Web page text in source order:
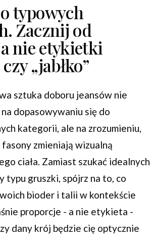
typowych
Zacznij od
nie etykietki
„jabłko”
sztuka doboru jeansów nie
dopasowywaniu się do
kategorii, ale na zrozumieniu,
zmieniają wizualną
ciała. Zamiast szukać idealnych
typu gruszki, spójrz na to, co
bioder i talii w kontekście
proporcje - a nie etykieta -
dany krój będzie cię optycznie